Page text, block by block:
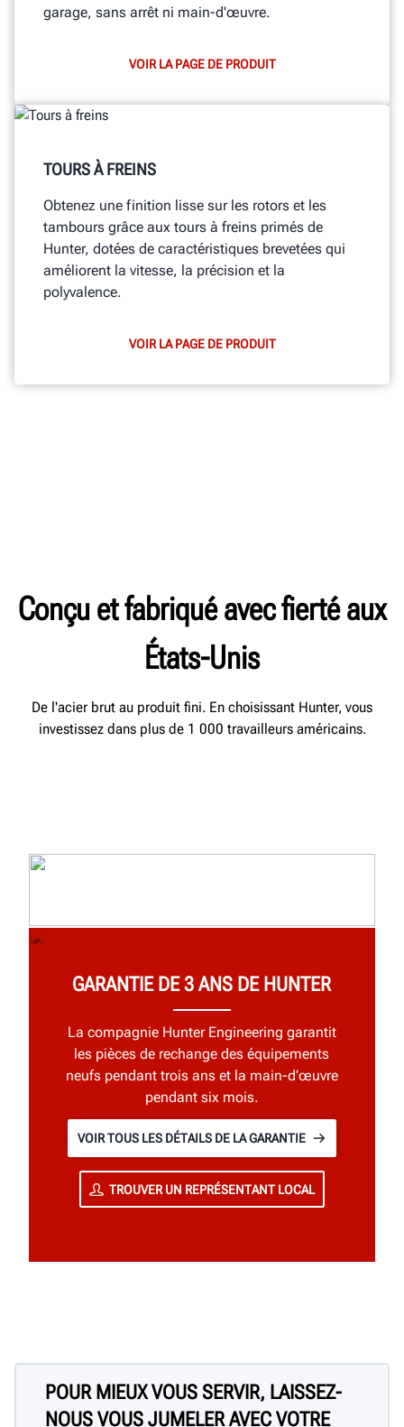
garage, sans arrêt ni main-d'œuvre.
VOIR LA PAGE DE PRODUIT
TOURS À FREINS
Obtenez une finition lisse sur les rotors et les
tambours grâce aux tours à freins primés de
Hunter, dotées de caractéristiques brevetées qui
améliorent la vitesse, la précision et la
polyvalence.
VOIR LA PAGE DE PRODUIT
Conçu et fabriqué avec fierté aux
États-Unis
De l'acier brut au produit fini. En choisissant Hunter, vous
investissez dans plus de 1 000 travailleurs américains.
GARANTIE DE 3 ANS DE HUNTER
La compagnie Hunter Engineering garantit
les pièces de rechange des équipements
neufs pendant trois ans et la main-d’œuvre
pendant six mois.
VOIR TOUS LES DÉTAILS DE LA GARANTIE
TROUVER UN REPRÉSENTANT LOCAL
POUR MIEUX VOUS SERVIR, LAISSEZ-
NOUS VOUS JUMELER AVEC VOTRE